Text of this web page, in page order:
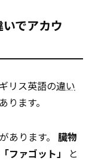
でアカウ
リス英語の違い
ます。
あります。 臓物
ファゴット」
と